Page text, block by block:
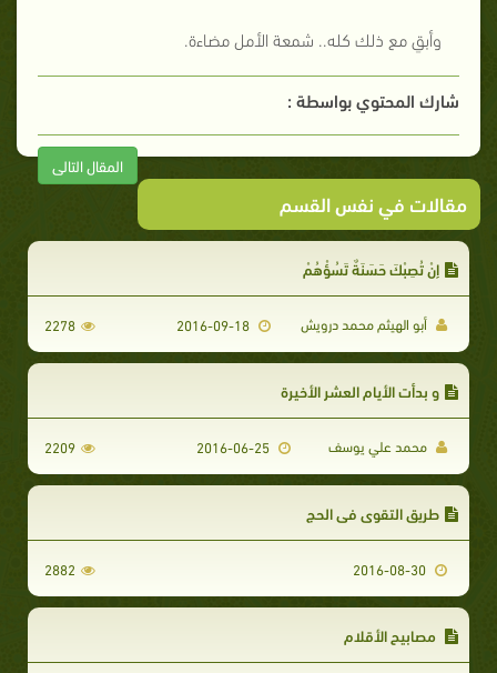
وأبقِ مع ذلك كله.. شمعة الأمل مضاءة.
شارك المحتوي بواسطة :
المقال التالى
مقالات في نفس القسم
إِنْ تُصِبْكَ حَسَنَةٌ تَسُؤْهُمْ
أبو الهيثم محمد درويش 2016-09-18
2278
و بدأت الأيام العشر الأخيرة
محمد علي يوسف 2209
طريق التقوى في الحج
2882
مصابيح الأقلام